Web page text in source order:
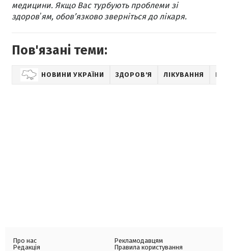
медицини. Якщо Вас турбують проблеми зі
здоровʼям, обов’язково зверніться до лікаря.
Пов'язані теми:
НОВИНИ УКРАЇНИ ЗДОРОВ'Я ЛІКУВАННЯ КІР
Про нас
Редакція
Рекламодавцям
Правила користування